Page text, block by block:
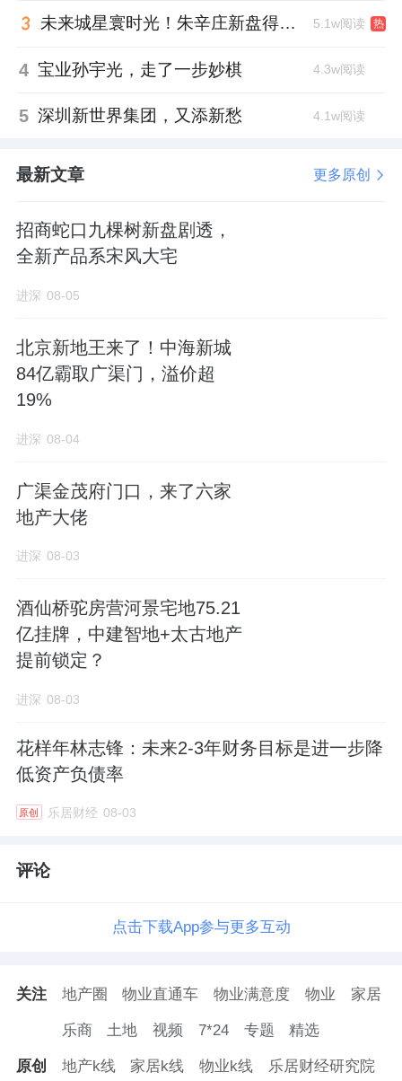
前交付。而在下半年，其预计还要再交付2.8万
+物管服务+资产运营+房地产科技”的业务模
生实业，以低杠杆、轻资产的方式继续深耕房
地产开发全价值链，积极探索房地产新模式。
地产开发持续下行的大环境之下，美的置业的
贡献业绩。2024上半年，该集团的物业管理服
务收入8.4亿元，较2023年同期上升15.9%。在
入1.89亿元，同比增长更达到32.4%。
中期业绩报告显示，2024上半年，旗下
务合约面积9218万平方米，在管面积6989万平
方米。美置服务管理业态已延伸至产业园区、
区45个，面积721万平方米。于4月底，其正式
进驻服务控股股东旗下的和佑医院、和泰养老
中心。
社区邻里商业、长租公寓等业态，构建了悦然
广场、悦然时光、悦然里、悦然寓四大产品
线。截至报告期末，该集团运营项目13座，其
超70万平方米。
另外，在房地产科技方面，目前，旗下睿住发
证，年产能达15万立方米。至上半年末，睿住
发展实现年内签约3.2亿元，其中港澳业务报告
期内已实现签约1.3亿元。各业务板块仍在快速
未来城星寰时光！朱辛庄新盘得房率创新高 5.1w阅读 热
4 宝业孙宇光，走了一步妙棋 4.3w阅读
5 深圳新世界集团，又添新愁 4.1w阅读
最新文章 更多原创
招商蛇口九棵树新盘剧透，
全新产品系宋风大宅
进深 08-05
北京新地王来了！中海新城
84亿霸取广渠门，溢价超
19%
进深 08-04
广渠金茂府门口，来了六家
地产大佬
进深 08-03
酒仙桥驼房营河景宅地75.21
亿挂牌，中建智地+太古地产
提前锁定？
进深 08-03
花样年林志锋：未来2-3年财务目标是进一步降
低资产负债率
原创 乐居财经 08-03
评论
点击下载App参与更多互动
关注 地产圈 物业直通车 物业满意度 物业 家居
乐商 土地 视频 7*24 专题 精选
原创 地产k线 家居k线 物业k线 乐居财经研究院